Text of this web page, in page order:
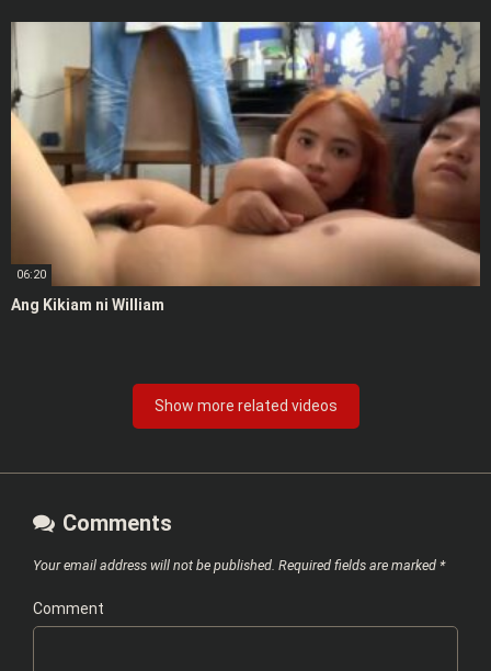
06:20
Ang Kikiam ni William
Show more related videos
Comments
Your email address will not be published. Required fields are marked *
Comment